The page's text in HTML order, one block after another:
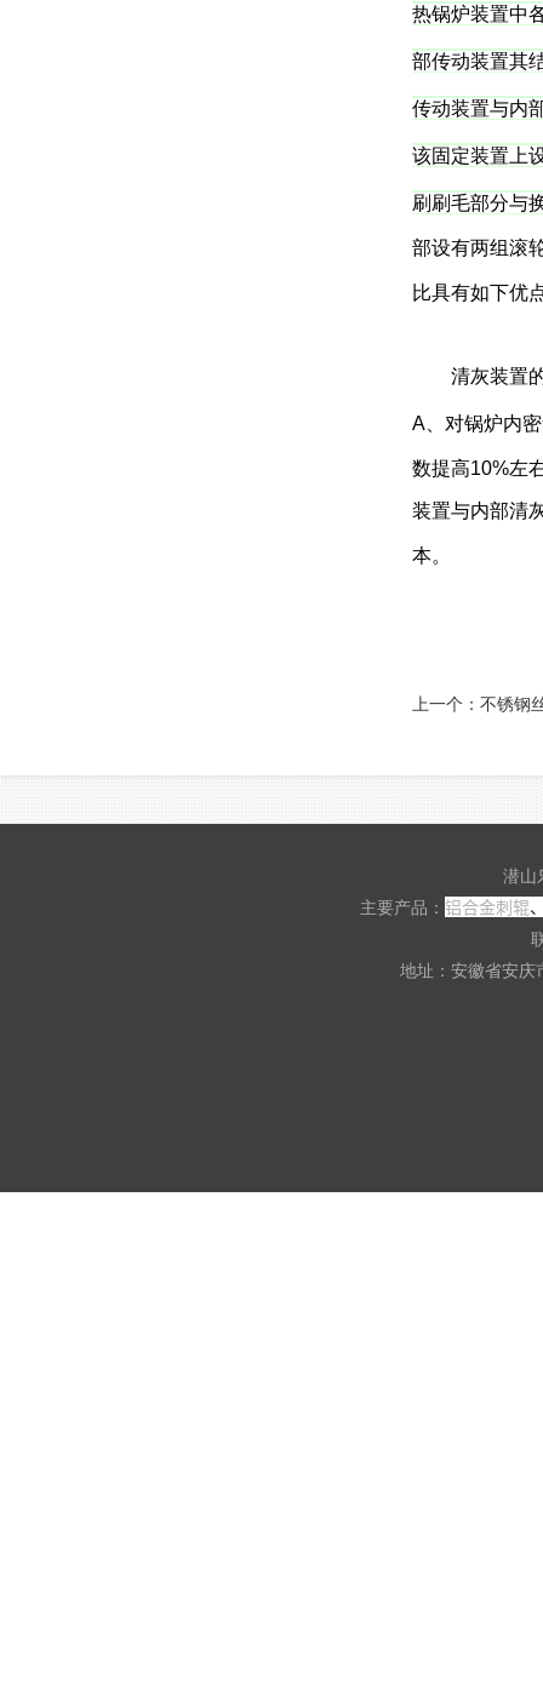
热锅炉装置中
部传动装置其
传动装置与内
该固定装置上
刷刷毛部分与
部设有两组滚
比具有如下优
清灰装置的
A 、对锅炉内
数提高10%左
装置与内部清
本。
上一个： 不锈钢
潜
主要产品： 铝合金刺辊
地址：安徽省安